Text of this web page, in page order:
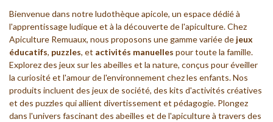
Bienvenue dans notre ludothèque apicole, un espace dédié à
l'apprentissage ludique et à la découverte de l'apiculture. Chez
Apiculture Remuaux, nous proposons une gamme variée de jeux
éducatifs, puzzles, et activités manuelles pour toute la famille.
Explorez des jeux sur les abeilles et la nature, conçus pour éveiller
la curiosité et l'amour de l'environnement chez les enfants. Nos
produits incluent des jeux de société, des kits d'activités créatives
et des puzzles qui allient divertissement et pédagogie. Plongez
dans l'univers fascinant des abeilles et de l'apiculture à travers des